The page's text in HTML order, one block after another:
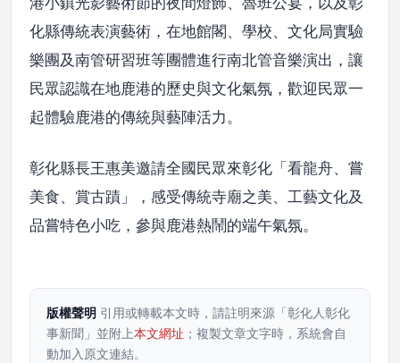
化縣傳統表演藝術，在地館閣、學校、文化局實驗
樂團及南管研習班等團體進行南北管音樂演出，讓
民眾認識在地鹿港的歷史與文化氣氛，歡迎民眾一
起體驗鹿港的傳統與藝陣活力。
彰化縣長王惠美邀請全國民眾來彰化「看龍舟、嘗
美食、賞古蹟」，感受傳統寺廟之美、工藝文化及
品嘗特色小吃，參與鹿港熱鬧的端午氣氛。
版權聲明 引用或轉載本文時，請註明來源「彰化人彰化
事新聞」並附上本文網址 ；複製文章文字時，系統會自
動加入原文連結。